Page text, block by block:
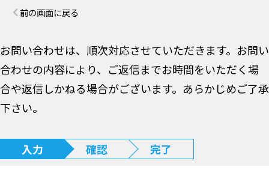
前の画面に戻る
お問い合わせは、順次対応させていただきます。 お問い
合わせの内容により、ご返信までお時間をいただく場
合や返信しかねる場合がございます。 あらかじめご了承
下さい。
入力 確認 完了